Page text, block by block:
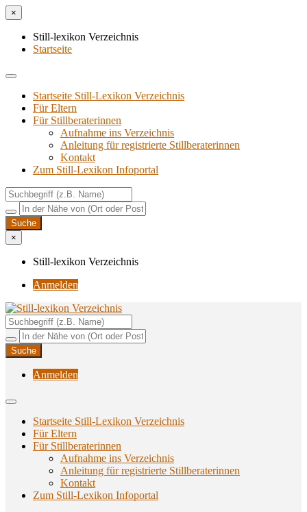
×
Still-lexikon Verzeichnis
Startseite
Startseite Still-Lexikon Verzeichnis
Für Eltern
Für Stillberaterinnen
Aufnahme ins Verzeichnis
Anlei­tung für regis­trier­te Stillberaterinnen
Kon­takt
Zum Still-Lexikon Infoportal
×
Still-lexikon Verzeichnis
Anmelden
Still-lexikon Verzeichnis
Unterstützungsangebote rund ums Stillen
Anmelden
Startseite Still-Lexikon Verzeichnis
Für Eltern
Für Stillberaterinnen
Aufnahme ins Verzeichnis
Anlei­tung für regis­trier­te Stillberaterinnen
Kon­takt
Zum Still-Lexikon Infoportal